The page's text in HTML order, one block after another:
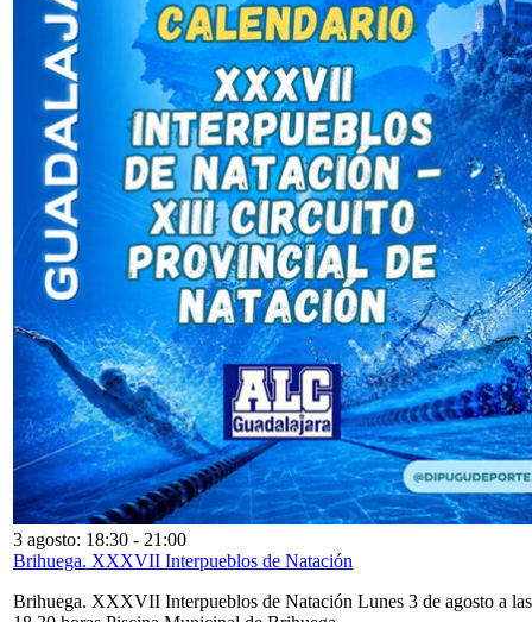
3 agosto: 18:30 - 21:00
Brihuega. XXXVII Interpueblos de Natación
Brihuega. XXXVII Interpueblos de Natación Lunes 3 de agosto a las